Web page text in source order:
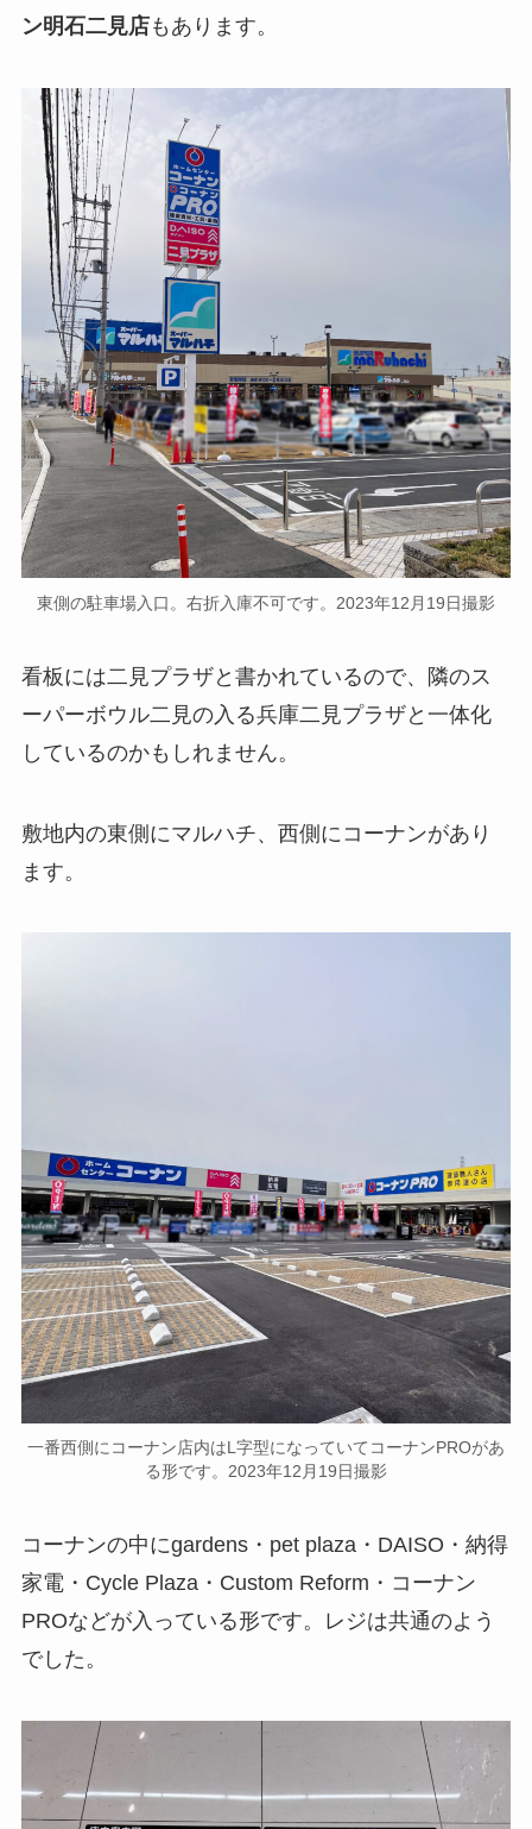
ン明石二見店もあります。
東側の駐車場入口。右折入庫不可です。2023年12月19日撮影
看板には二見プラザと書かれているので、隣のス
ーパーボウル二見の入る兵庫二見プラザと一体化
しているのかもしれません。
敷地内の東側にマルハチ、西側にコーナンがあり
ます。
一番西側にコーナン店内はL字型になっていてコーナンPROがあ
る形です。2023年12月19日撮影
コーナンの中にgardens・pet plaza・DAISO・納得
家電・Cycle Plaza・Custom Reform・コーナン
PROなどが入っている形です。レジは共通のよう
でした。